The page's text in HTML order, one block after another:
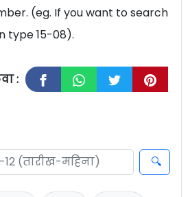
(eg. If you want to search
type 15-08).
: